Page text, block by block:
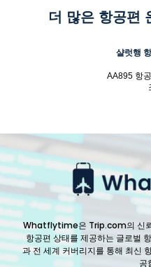
더 많은 항공편
샬럿행
AA895 항
Whatflytime은 Trip.com의 신뢰
항공편 상태를 제공하는 글로벌
과 전 세계 커버리지를 통해 최신
공